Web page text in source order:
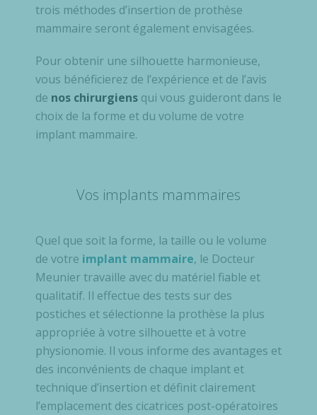
trois méthodes d’insertion de prothèse
mammaire seront également envisagées.
Pour obtenir une silhouette harmonieuse,
vous bénéficierez de l’expérience et de l’avis
de nos chirurgiens qui vous guideront dans le
choix de la forme et du volume de votre
implant mammaire.
Vos implants mammaires
Quel que soit la forme, la taille ou le volume
de votre implant mammaire, le Docteur
Meunier travaille avec du matériel fiable et
qualitatif. Il effectue des tests sur des
postiches et sélectionne la prothèse la plus
appropriée à votre silhouette et à votre
physionomie. Il vous informe des avantages et
des inconvénients de chaque implant et
technique d’insertion et définit clairement
l’emplacement des cicatrices post-opératoires